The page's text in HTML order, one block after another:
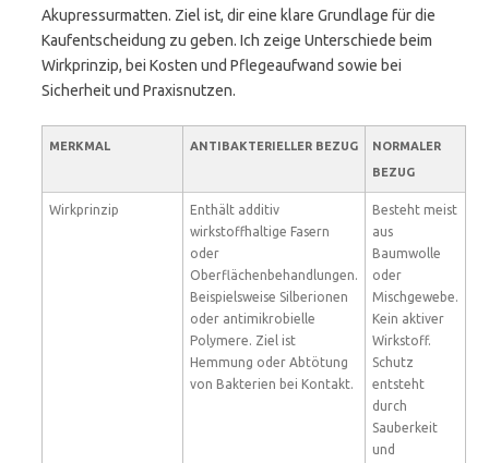
Akupressurmatten. Ziel ist, dir eine klare Grundlage für die
Kaufentscheidung zu geben. Ich zeige Unterschiede beim
Wirkprinzip, bei Kosten und Pflegeaufwand sowie bei
Sicherheit und Praxisnutzen.
MERKMAL ANTIBAKTERIELLER BEZUG
NORMALER
BEZUG
Wirkprinzip
Enthält additiv
wirkstoffhaltige Fasern
oder
Oberflächenbehandlungen.
Beispielsweise Silberionen
oder antimikrobielle
Polymere. Ziel ist
Hemmung oder Abtötung
von Bakterien bei Kontakt.
Besteht meist
aus
Baumwolle
oder
Mischgewebe.
Kein aktiver
Wirkstoff.
Schutz
entsteht
durch
Sauberkeit
und